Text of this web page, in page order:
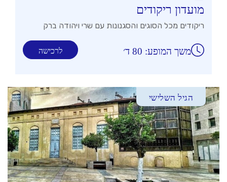
מועדון ריקודים
ריקודים מכל הסוגים והסגנונות עם שרי ויהודה ברק
לרכישה משך המופע: 80 ד׳
הגיל השלישי